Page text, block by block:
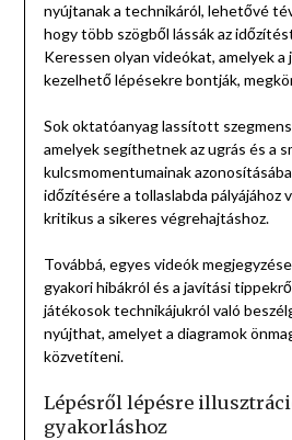
nyújtanak a technikáról, lehetővé
hogy több szögből lássák az
Keressen olyan videókat, amelyek a
kezelhető lépésekre bontják,
Sok oktatóanyag lassított
amelyek segíthetnek az ugrás és a
kulcsmomentumainak
időzítésére a tollaslabda pályájához
kritikus a sikeres végrehajtáshoz.
Továbbá, egyes videók
gyakori hibákról és a javítási
játékosok technikájukról való
nyújthat, amelyet a diagramok
közvetíteni.
Lépésről lépésre
gyakorláshoz